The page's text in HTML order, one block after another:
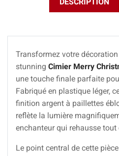
DESCRIPTION
Transformez votre
stunning Cimier Merry
une touche finale parfaite
Fabriqué en plastique léger,
finition argent à paillettes
reflète la lumière
enchanteur qui rehausse
Le point central de cette